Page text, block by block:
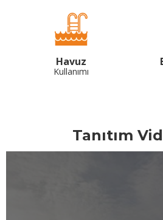
Havuz
Kullanımı
Tanıtım